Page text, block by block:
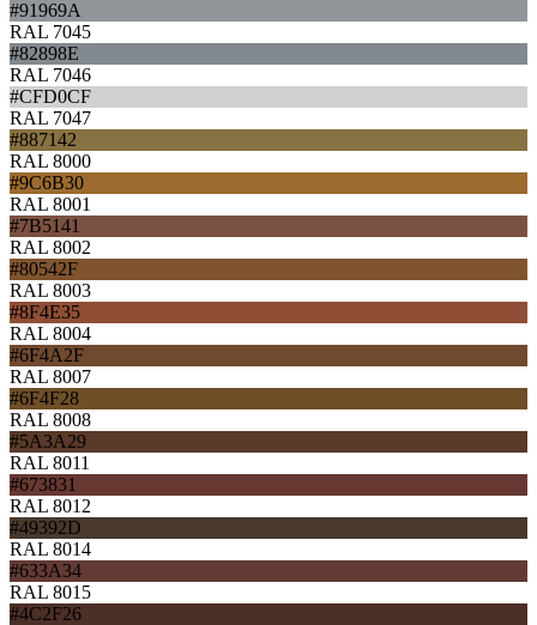
#91969A
RAL 7045
#82898E
RAL 7046
#CFD0CF
RAL 7047
#887142
RAL 8000
#9C6B30
RAL 8001
#7B5141
RAL 8002
#80542F
RAL 8003
#8F4E35
RAL 8004
#6F4A2F
RAL 8007
#6F4F28
RAL 8008
#5A3A29
RAL 8011
#673831
RAL 8012
#49392D
RAL 8014
#633A34
RAL 8015
#4C2F26